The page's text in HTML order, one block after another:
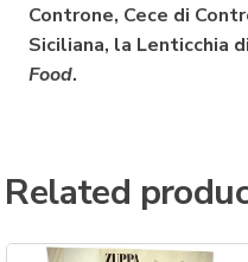
Controne, Cece di
Siciliana, la Lenticchia
Food.
Related